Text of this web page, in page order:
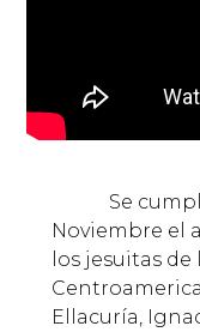
Se cumple
Noviembre el
los jesuitas
Ellacuría,